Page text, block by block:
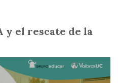
y el rescate de la